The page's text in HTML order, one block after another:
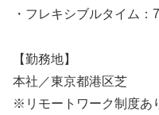
・フレキシブルタイム
【勤務地】
本社／東京都港区芝
※リモートワーク制度あ